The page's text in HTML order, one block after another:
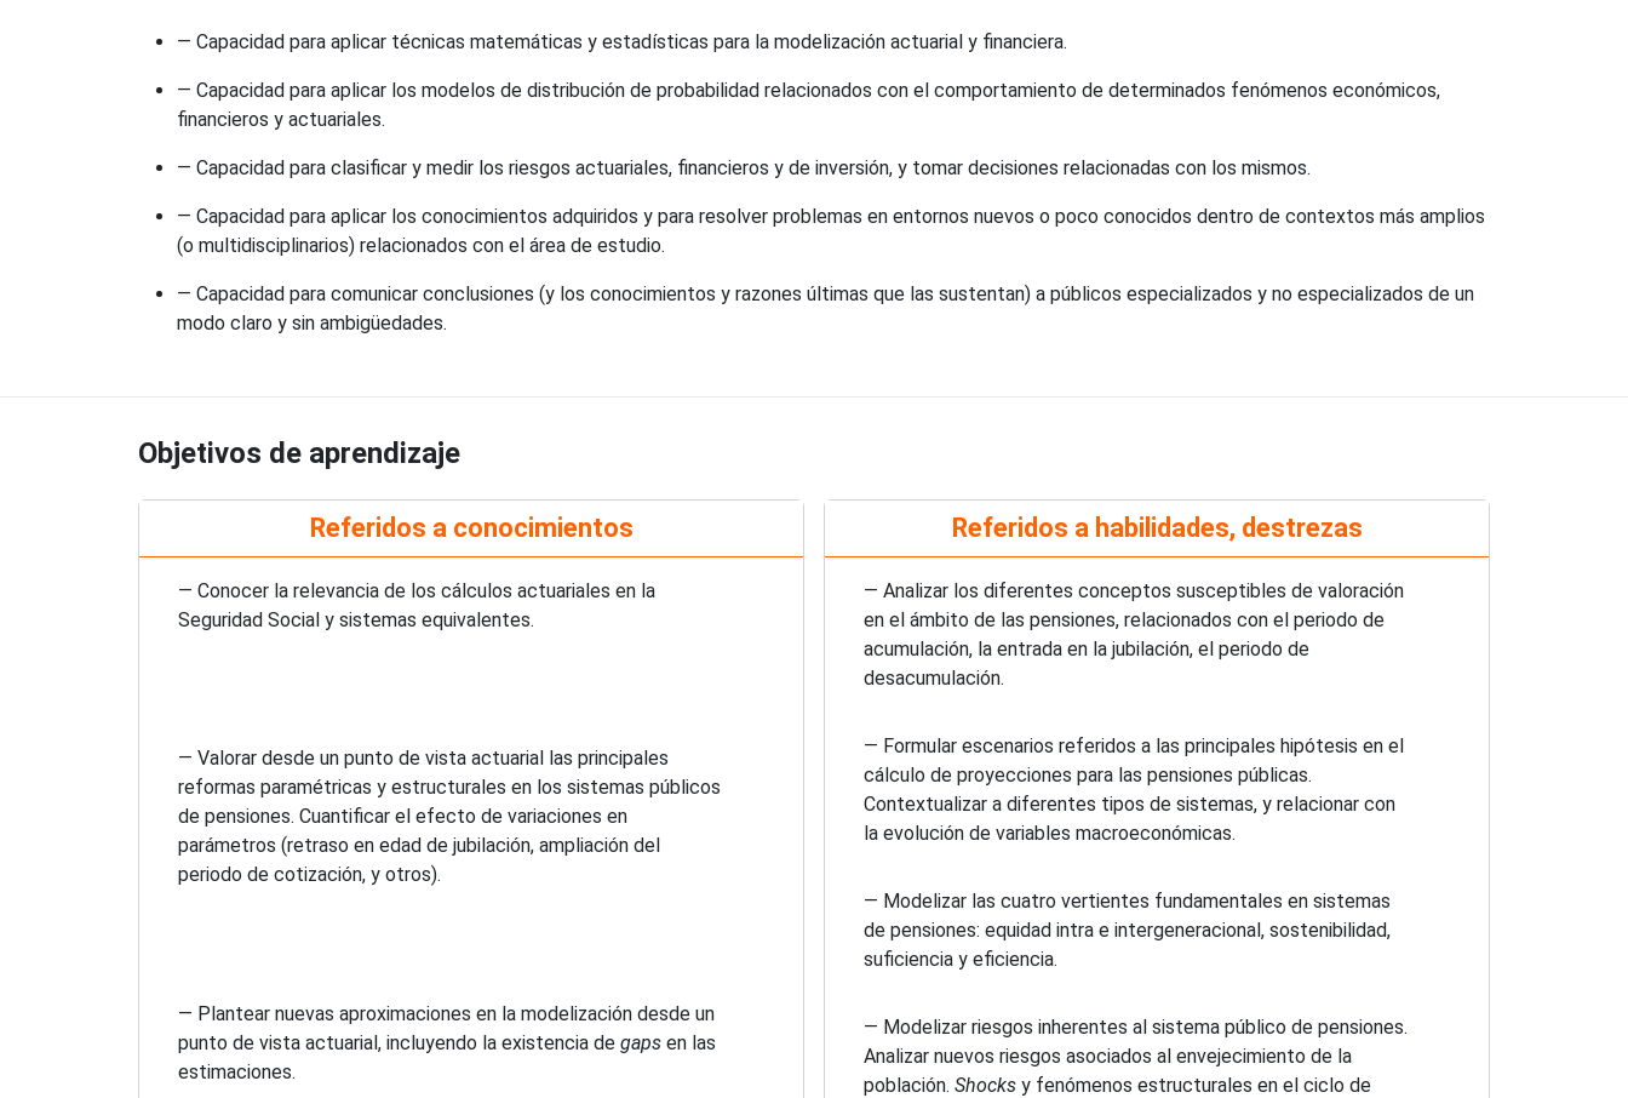
— Capacidad para aplicar técnicas matemáticas y estadísticas para la modelización actuarial y financiera.
— Capacidad para aplicar los modelos de distribución de probabilidad relacionados con el comportamiento de determinados fenómenos económicos,
financieros y actuariales.
— Capacidad para clasificar y medir los riesgos actuariales, financieros y de inversión, y tomar decisiones relacionadas con los mismos.
— Capacidad para aplicar los conocimientos adquiridos y para resolver problemas en entornos nuevos o poco conocidos dentro de contextos más amplios
(o multidisciplinarios) relacionados con el área de estudio.
— Capacidad para comunicar conclusiones (y los conocimientos y razones últimas que las sustentan) a públicos especializados y no especializados de un
modo claro y sin ambigüedades.
Objetivos de aprendizaje
Referidos a conocimientos
— Conocer la relevancia de los cálculos actuariales en la
Seguridad Social y sistemas equivalentes.
— Valorar desde un punto de vista actuarial las principales
reformas paramétricas y estructurales en los sistemas públicos
de pensiones. Cuantificar el efecto de variaciones en
parámetros (retraso en edad de jubilación, ampliación del
periodo de cotización, y otros).
— Plantear nuevas aproximaciones en la modelización desde un
punto de vista actuarial, incluyendo la existencia de gaps en las
estimaciones.
Referidos a habilidades, destrezas
— Analizar los diferentes conceptos susceptibles de valoración
en el ámbito de las pensiones, relacionados con el periodo de
acumulación, la entrada en la jubilación, el periodo de
desacumulación.
— Formular escenarios referidos a las principales hipótesis en el
cálculo de proyecciones para las pensiones públicas.
Contextualizar a diferentes tipos de sistemas, y relacionar con
la evolución de variables macroeconómicas.
— Modelizar las cuatro vertientes fundamentales en sistemas
de pensiones: equidad intra e intergeneracional, sostenibilidad,
suficiencia y eficiencia.
— Modelizar riesgos inherentes al sistema público de pensiones.
Analizar nuevos riesgos asociados al envejecimiento de la
población. Shocks y fenómenos estructurales en el ciclo de